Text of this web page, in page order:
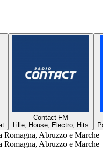
Contact FM
Lille, House, Electro, Hits
Abruzzo e Marche
Abruzzo e Marche